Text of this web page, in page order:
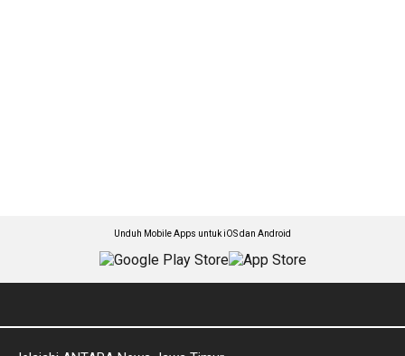
Unduh Mobile Apps untuk iOS dan Android